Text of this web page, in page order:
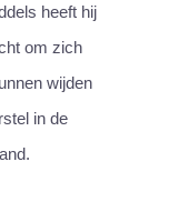
heeft hij
om zich
wijden
in de